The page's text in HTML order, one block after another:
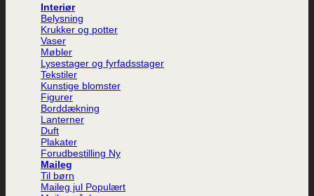
Interiør
Belysning
Krukker og potter
Vaser
Møbler
Lysestager og fyrfadsstager
Tekstiler
Kunstige blomster
Figurer
Borddækning
Lanterner
Duft
Plakater
Forudbestilling
Maileg
Til børn
Maileg jul